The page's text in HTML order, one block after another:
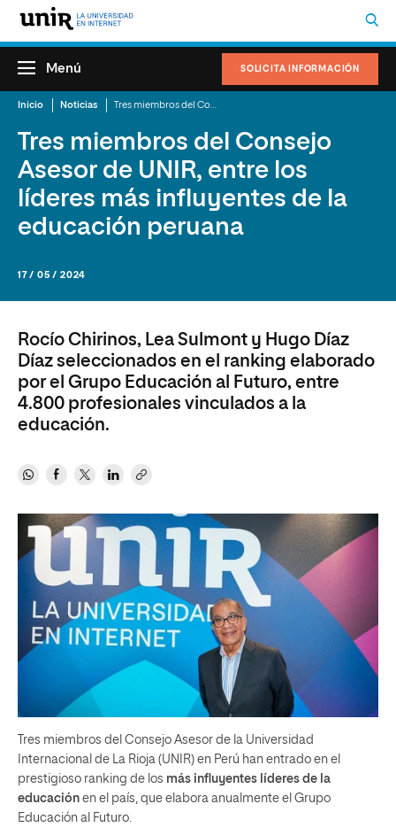
SOLICITA INFORMACIÓN
Menú
Inicio Noticias
Tres miembros del Consejo
Asesor de UNIR, entre los
líderes más influyentes de la
educación peruana
17 / 05 / 2024
Rocío Chirinos, Lea Sulmont y Hugo Díaz
Díaz seleccionados en el ranking elaborado
por el Grupo Educación al Futuro, entre
4.800 profesionales vinculados a la
educación.
Tres miembros del Consejo Asesor de la Universidad
Internacional de La Rioja (UNIR) en Perú han entrado en el
prestigioso ranking de los más influyentes líderes de la
educación en el país, que elabora anualmente el Grupo
Educación al Futuro.